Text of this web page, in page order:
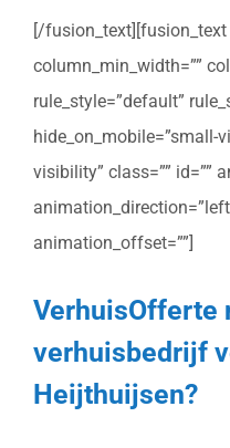
[/fusion_text][fusion_text
column_min_width=””
rule_style=”default”
hide_on_mobile=”small-
visibility” class=”” id=””
animation_offset=””]
VerhuisOfferte
verhuisbedrijf
Heijthuijsen?